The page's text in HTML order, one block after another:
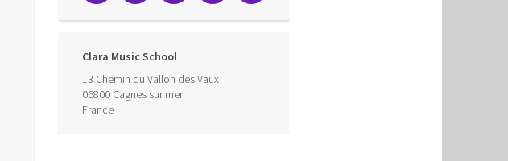
Clara Music School
13 Chemin du Vallon des Vaux
06800 Cagnes sur mer
France